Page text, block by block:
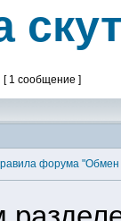
[ 1 сообщение ]
форума "Обмен